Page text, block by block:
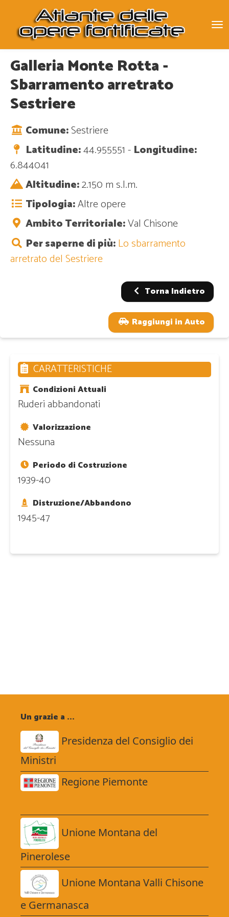
Galleria Monte Rotta -
Sbarramento arretrato
Sestriere
Comune:Sestriere
Latitudine:44.955551 - Longitudine:
6.844041
Altitudine:2.150 m s.l.m.
Tipologia:Altre opere
Ambito Territoriale:Val Chisone
Per saperne di più:Lo sbarramento
arretrato del Sestriere
Torna Indietro
Raggiungi in Auto
CARATTERISTICHE
Condizioni Attuali
Ruderi abbandonati
Valorizzazione
Nessuna
Periodo di Costruzione
1939-40
Distruzione/Abbandono
1945-47
Un grazie a ...
Presidenza del Consiglio dei
Ministri
Regione Piemonte
Unione Montana del
Pinerolese
Unione Montana Valli Chisone
e Germanasca